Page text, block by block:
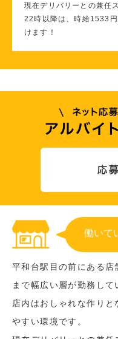
現在デリバリーとの兼任
22時以降は、時給1533
けます！
働いて
平和台駅目の前にある店
まで幅広い層が勤務して
店内はおしゃれな作り
やすい環境です。